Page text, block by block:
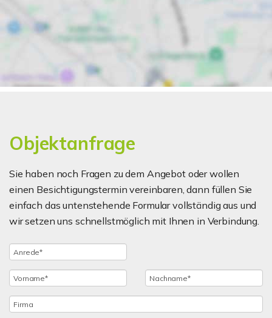
Objektanfrage
Sie haben noch Fragen zu dem Angebot oder wollen
einen Besichtigungstermin vereinbaren, dann füllen Sie
einfach das untenstehende Formular vollständig aus und
wir setzen uns schnellstmöglich mit Ihnen in Verbindung.